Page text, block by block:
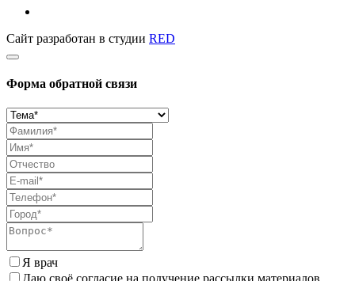
Сайт разработан в студии RED
Форма обратной связи
Я врач